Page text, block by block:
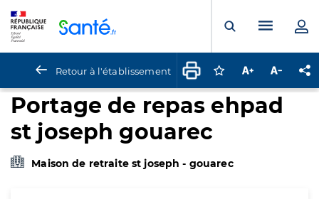
Ouvrir laMenu
Retour à l'établissement Connectez-vous
Augmenter la
Portage de repas ehpad
st joseph gouarec
Maison de retraite st joseph - gouarec